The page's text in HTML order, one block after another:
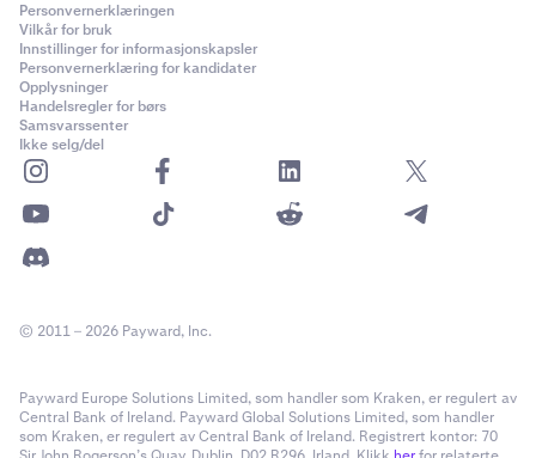
Personvernerklæringen
Vilkår for bruk
Innstillinger for informasjonskapsler
Personvernerklæring for kandidater
Opplysninger
Handelsregler for børs
Samsvarssenter
Ikke selg/del
© 2011 – 2026 Payward, Inc.
Payward Europe Solutions Limited, som handler som Kraken, er regulert av
Central Bank of Ireland. Payward Global Solutions Limited, som handler
som Kraken, er regulert av Central Bank of Ireland. Registrert kontor: 70